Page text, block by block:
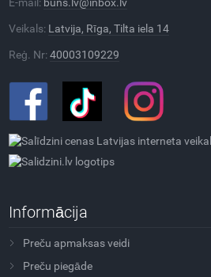
Veikals: Latvija, Rīga, Tilta iela 14
Reģ. Nr:40003109229
Informācija
Preču apmaksas veidi
Preču piegāde